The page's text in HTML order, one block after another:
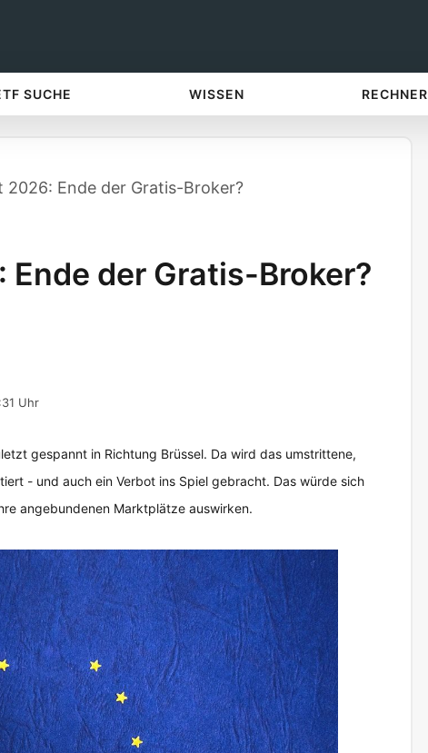
SUCHE WISSEN RECHNER
2026: Ende der Gratis-Broker?
Ende der Gratis-Broker?
Uhr
gespannt in Richtung Brüssel. Da wird das umstrittene,
- und auch ein Verbot ins Spiel gebracht. Das würde sich
angebundenen Marktplätze auswirken.